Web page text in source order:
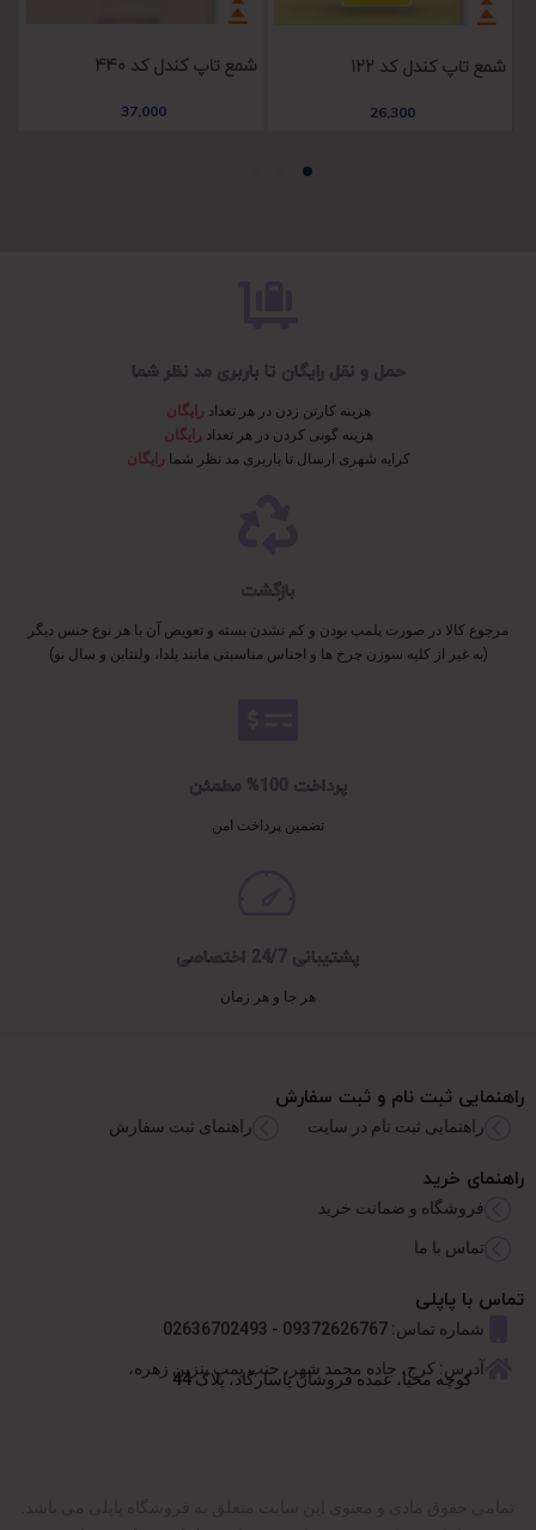
شمع تاپ کندل کد 122
26,300
شمع تاپ کندل کد 440
37,000
حمل و نقل رایگان تا باربری مد نظر شما
هزینه کارتن زدن در هر تعداد رایگان
هزینه گونی کردن در هر تعداد رایگان
کرایه شهری ارسال تا باربری مد نظر شما رایگان
بازگشت
مرجوع کالا در صورت پلمپ بودن و کم نشدن بسته و تعویض آن با هر نوع جنس دیگر
(به غیر از کلیه سوزن چرخ ها و اجناس مناسبتی مانند یلدا، ولنتاین و سال نو)
پرداخت 100% مطمئن
تضمین پرداخت امن
پشتیبانی 24/7 اختصاصی
هر جا و هر زمان
راهنمایی ثبت نام و ثبت سفارش
راهنمایی ثبت نام در سایت راهنمای ثبت سفارش
راهنمای خرید
فروشگاه و ضمانت خرید
تماس با ما
تماس با پاپلی
شماره تماس: 09372626767 - 02636702493
آدرس: کرج، جاده محمد شهر، جنب پمپ بنزین زهره،
کوچه محیا، عمده فروشان پاسارگاد، پلاک 44